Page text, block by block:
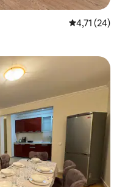
Note
4,71 (24)